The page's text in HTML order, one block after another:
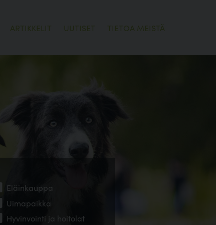
ARTIKKELIT UUTISET TIETOA MEISTÄ
Eläinkauppa
Uimapaikka
Hyvinvointi ja hoitolat